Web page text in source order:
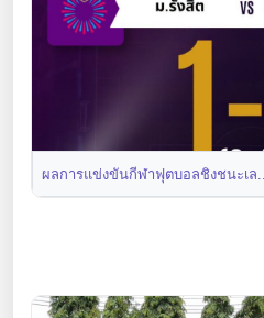
ผลการแข่งขันกีฬาฟุตบอลชิงชนะเล...